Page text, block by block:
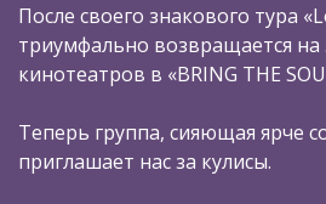
После своего знакового тура
триумфально возвращается на
кинотеатров в «BRING THE
Теперь группа, сияющая ярче
приглашает нас за кулисы.